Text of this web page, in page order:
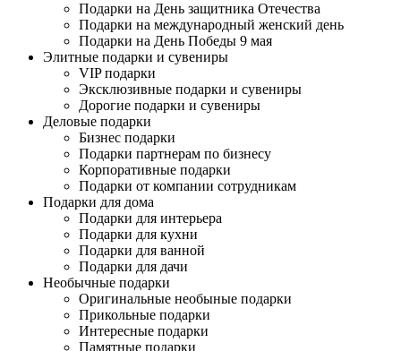
Подарки на День защитника Отечества
Подарки на международный женский день
Подарки на День Победы 9 мая
Элитные подарки и сувениры
VIP подарки
Эксклюзивные подарки и сувениры
Дорогие подарки и сувениры
Деловые подарки
Бизнес подарки
Подарки партнерам по бизнесу
Корпоративные подарки
Подарки от компании сотрудникам
Подарки для дома
Подарки для интерьера
Подарки для кухни
Подарки для ванной
Подарки для дачи
Необычные подарки
Оригинальные необыные подарки
Прикольные подарки
Интересные подарки
Памятные подарки